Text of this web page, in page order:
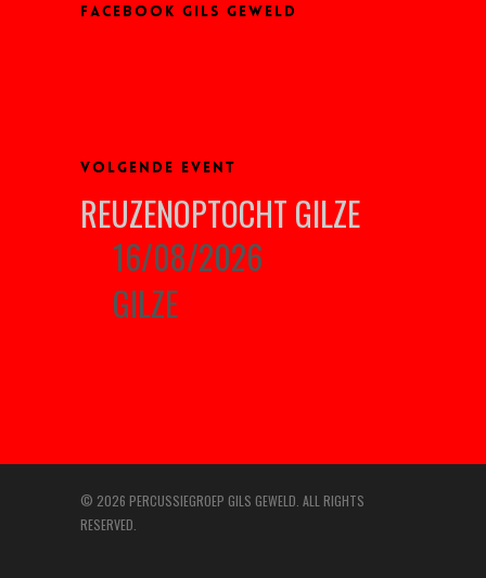
FACEBOOK GILS GEWELD
VOLGENDE EVENT
REUZENOPTOCHT GILZE
16/08/2026
GILZE
© 2026 PERCUSSIEGROEP GILS GEWELD. ALL RIGHTS
RESERVED.